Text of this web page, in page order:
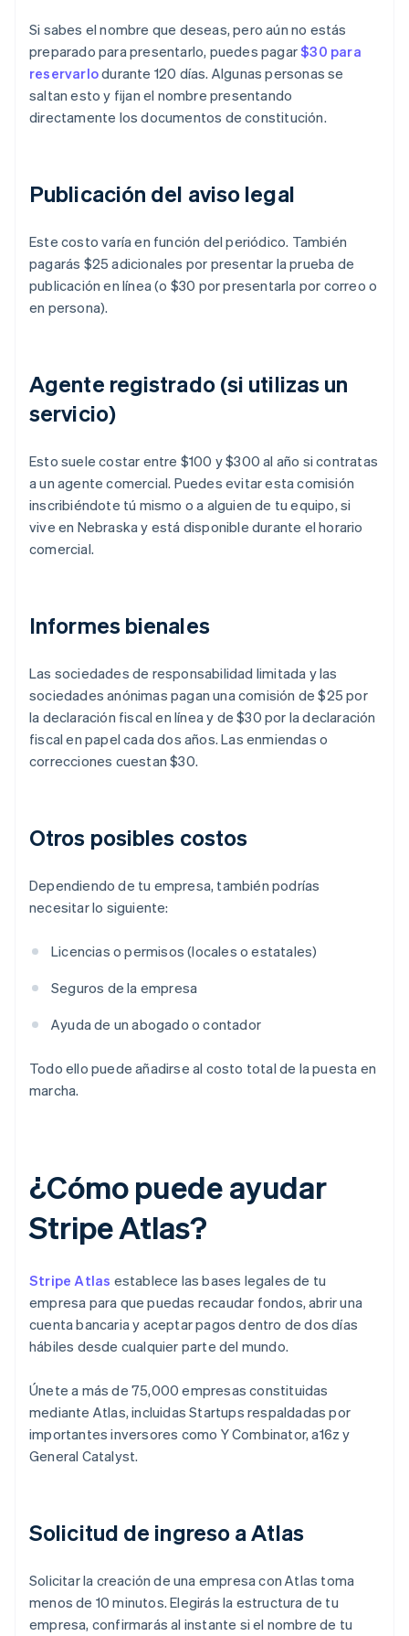
Si sabes el nombre que deseas, pero aún no estás
preparado para presentarlo, puedes pagar$30 para
reservarlodurante 120 días. Algunas personas se
saltan esto y fijan el nombre presentando
directamente los documentos de constitución.
Publicación del aviso legal
Este costo varía en función del periódico. También
pagarás $25 adicionales por presentar la prueba de
publicación en línea (o $30 por presentarla por correo o
en persona).
Agente registrado (si utilizas un
servicio)
Esto suele costar entre $100 y $300 al año si contratas
a un agente comercial. Puedes evitar esta comisión
inscribiéndote tú mismo o a alguien de tu equipo, si
vive en Nebraska y está disponible durante el horario
comercial.
Informes bienales
Las sociedades de responsabilidad limitada y las
sociedades anónimas pagan una comisión de $25 por
la declaración fiscal en línea y de $30 por la declaración
fiscal en papel cada dos años. Las enmiendas o
correcciones cuestan $30.
Otros posibles costos
Dependiendo de tu empresa, también podrías
necesitar lo siguiente:
Licencias o permisos (locales o estatales)
Seguros de la empresa
Ayuda de un abogado o contador
Todo ello puede añadirse al costo total de la puesta en
marcha.
¿Cómo puede ayudar
Stripe Atlas?
Stripe Atlas establece las bases legales de tu
empresa para que puedas recaudar fondos, abrir una
cuenta bancaria y aceptar pagos dentro de dos días
hábiles desde cualquier parte del mundo.
Únete a más de 75,000 empresas constituidas
mediante Atlas, incluidas Startups respaldadas por
importantes inversores como Y Combinator, a16z y
General Catalyst.
Solicitud de ingreso a Atlas
Solicitar la creación de una empresa con Atlas toma
menos de 10 minutos. Elegirás la estructura de tu
empresa, confirmarás al instante si el nombre de tu